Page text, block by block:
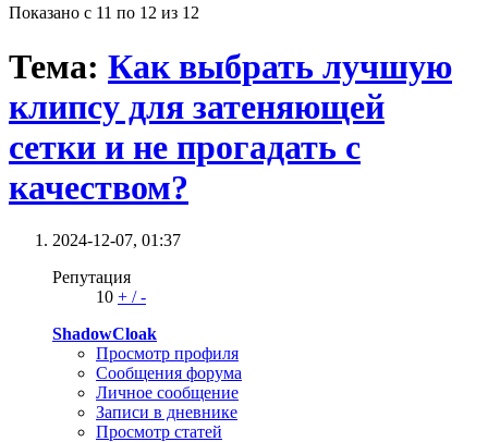
Показано с 11 по 12 из 12
Тема: Как выбрать лучшую
клипсу для затеняющей
сетки и не прогадать с
качеством?
2024-12-07, 01:37
Репутация
10 + /-
ShadowCloak
Просмотр профиля
Сообщения форума
Личное сообщение
Записи в дневнике
Просмотр статей